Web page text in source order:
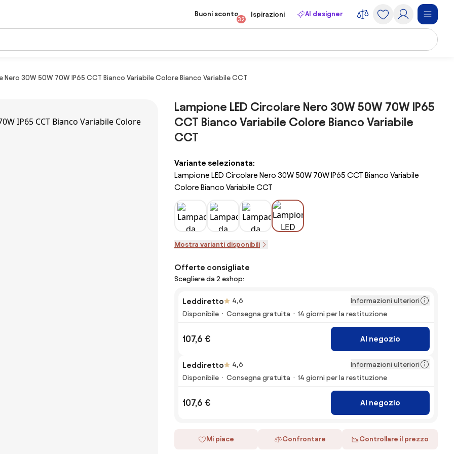
Buoni sconto
32
Ispirazioni AI designer
Nero 30W 50W 70W IP65 CCT Bianco Variabile Colore Bianco Variabile CCT
Lampione LED Circolare Nero 30W 50W 70W IP65
CCT Bianco Variabile Colore Bianco Variabile
CCT
Variante selezionata:
Lampione LED Circolare Nero 30W 50W 70W IP65 CCT Bianco Variabile
Colore Bianco Variabile CCT
Mostra varianti disponibili
Offerte consigliate
Scegliere da 2 eshop:
Leddiretto 4,6
Informazioni ulteriori
Disponibile
Consegna gratuita 14 giorni per la restituzione
107,6 € Al negozio
Leddiretto 4,6
Informazioni ulteriori
Disponibile
Consegna gratuita 14 giorni per la restituzione
107,6 € Al negozio
Mi piace Confrontare Controllare il prezzo